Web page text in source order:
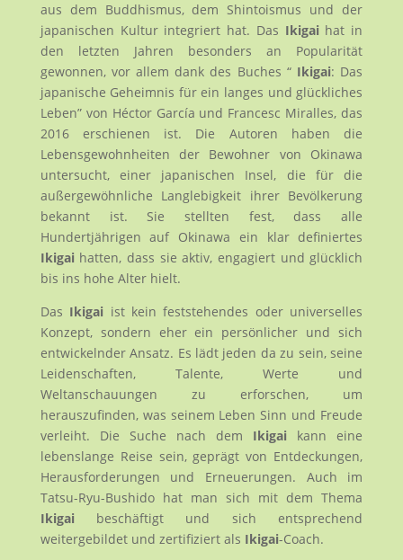
aus dem Buddhismus, dem Shintoismus und der
japanischen Kultur integriert hat. Das Ikigai hat in
den letzten Jahren besonders an Popularität
gewonnen, vor allem dank des Buches “Ikigai: Das
japanische Geheimnis für ein langes und glückliches
Leben” von Héctor García und Francesc Miralles, das
2016 erschienen ist. Die Autoren haben die
Lebensgewohnheiten der Bewohner von Okinawa
untersucht, einer japanischen Insel, die für die
außergewöhnliche Langlebigkeit ihrer Bevölkerung
bekannt ist. Sie stellten fest, dass alle
Hundertjährigen auf Okinawa ein klar definiertes
Ikigai hatten, dass sie aktiv, engagiert und glücklich
bis ins hohe Alter hielt.
Das Ikigai ist kein feststehendes oder universelles
Konzept, sondern eher ein persönlicher und sich
entwickelnder Ansatz. Es lädt jeden da zu sein, seine
Leidenschaften, Talente, Werte und
Weltanschauungen zu erforschen, um
herauszufinden, was seinem Leben Sinn und Freude
verleiht. Die Suche nach dem Ikigai kann eine
lebenslange Reise sein, geprägt von Entdeckungen,
Herausforderungen und Erneuerungen. Auch im
Tatsu-Ryu-Bushido hat man sich mit dem Thema
Ikigai beschäftigt und sich entsprechend
weitergebildet und zertifiziert als Ikigai-Coach.